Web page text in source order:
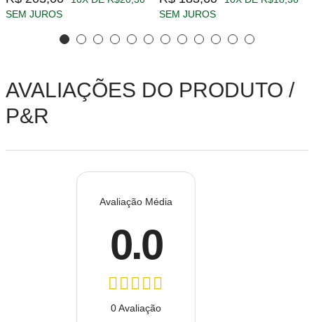
SEM JUROS
SEM JUROS
AVALIAÇÕES DO PRODUTO /
P&R
Avaliação Média
0.0
0 Avaliação